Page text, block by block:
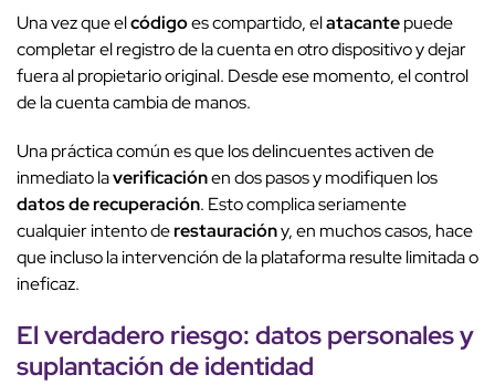
Una vez que elcódigoes compartido, elatacantepuede
completar el registro de la cuenta en otro dispositivo y dejar
fuera al propietario original. Desde ese momento, el control
de la cuenta cambia de manos.
Una práctica común es que los delincuentes activen de
inmediato laverificaciónen dos pasos y modifiquen los
datos de recuperación. Esto complica seriamente
cualquier intento derestauracióny, en muchos casos, hace
que incluso la intervención de la plataforma resulte limitada o
ineficaz.
El verdaderoriesgo:datos personalesy
suplantación de identidad